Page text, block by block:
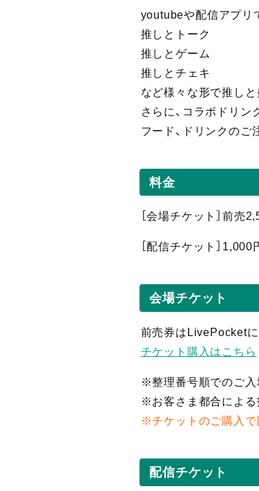
youtubeや配信アプリ
推しとトーク
推しとゲーム
推しとチェキ
など様々な形で推しと
さらに、コラボドリン
フード、ドリンクのご
料金
［会場チケット］前
［配信チケット］1,000
会場チケット
前売券はLivePocketに
チケット購入はこちら
※整理番号順でのご入
※お客さま都合による
※チケットのご購入で
配信チケット